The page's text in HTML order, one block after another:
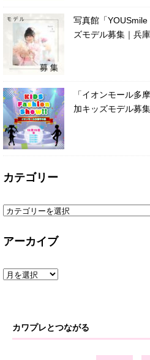
写真館「
ズモデル募集｜兵庫
「イオンモール多
加キッズモデル募
カテゴリー
アーカイブ
カワプレとつながる